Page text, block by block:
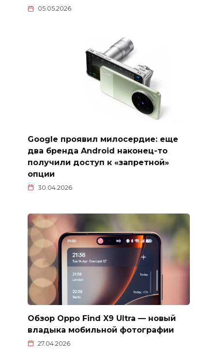
05.05.2026
Google проявил милосердие: еще
два бренда Android наконец-то
получили доступ к «запретной»
опции
30.04.2026
Обзор Oppo Find X9 Ultra — новый
владыка мобильной фотографии
27.04.2026